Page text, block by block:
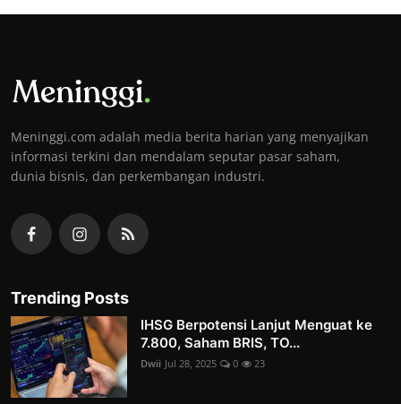
Meninggi.com adalah media berita harian yang menyajikan
informasi terkini dan mendalam seputar pasar saham,
dunia bisnis, dan perkembangan industri.
Trending Posts
IHSG Berpotensi Lanjut Menguat ke
7.800, Saham BRIS, TO...
Dwii Jul 28, 2025 0 23